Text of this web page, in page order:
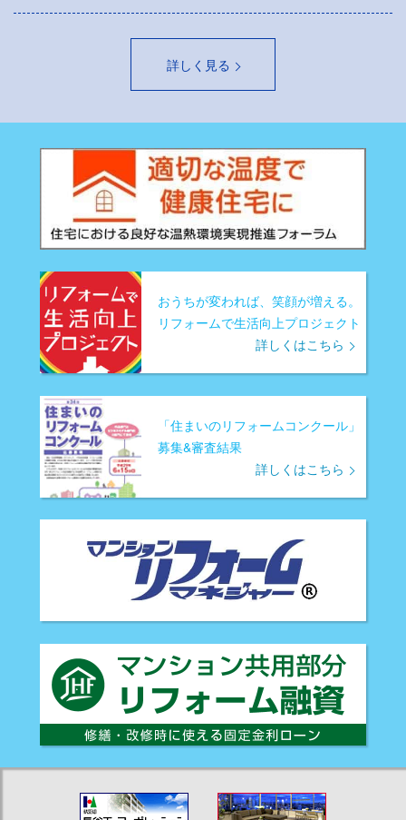
詳しく見る
おうちが変われば、笑顔が増える。
リフォームで生活向上プロジェクト
詳しくはこちら
「住まいのリフォームコンクール」
募集&審査結果
詳しくはこちら